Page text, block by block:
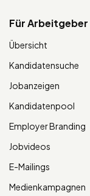
Für Arbeitgeber
Übersicht
Kandidatensuche
Jobanzeigen
Kandidatenpool
Employer Branding
Jobvideos
E-Mailings
Medienkampagnen